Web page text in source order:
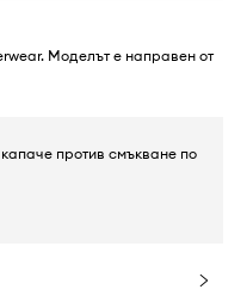
Моделът е направен от
против смъкване по